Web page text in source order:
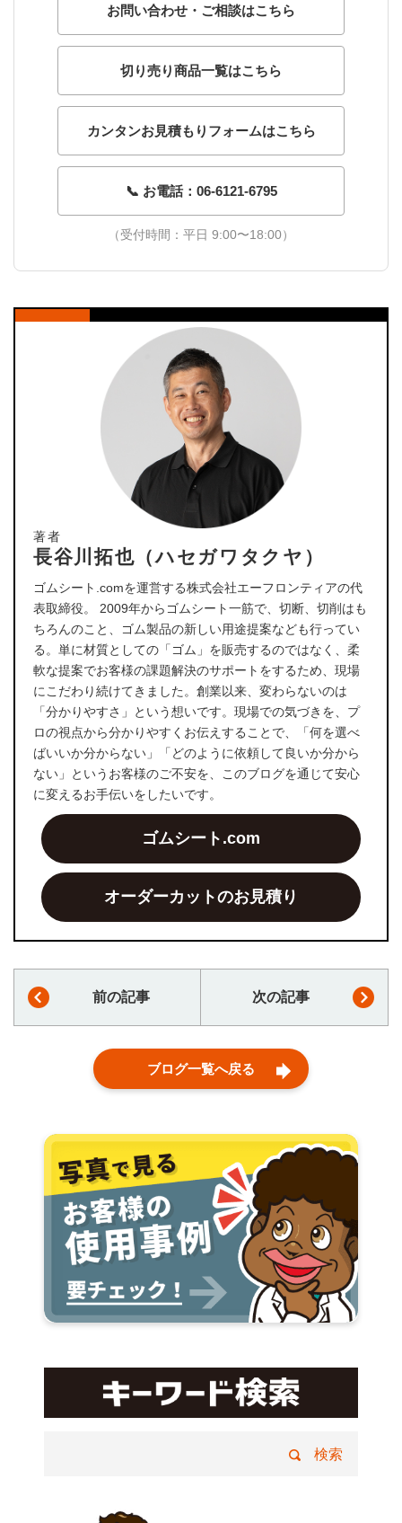
お問い合わせ・ご相談はこちら
切り売り商品一覧はこちら
カンタンお見積もりフォームはこちら
📞 お電話：06-6121-6795
（受付時間：平日 9:00〜18:00）
著者
長谷川拓也（ハセガワタクヤ）
ゴムシート.comを運営する株式会社エーフロンティアの代
表取締役。 2009年からゴムシート一筋で、切断、切削はも
ちろんのこと、ゴム製品の新しい用途提案なども行ってい
る。単に材質としての「ゴム」を販売するのではなく、柔
軟な提案でお客様の課題解決のサポートをするため、現場
にこだわり続けてきました。創業以来、変わらないのは
「分かりやすさ」という想いです。現場での気づきを、プ
ロの視点から分かりやすくお伝えすることで、「何を選べ
ばいいか分からない」「どのように依頼して良いか分から
ない」というお客様のご不安を、このブログを通じて安心
に変えるお手伝いをしたいです。
ゴムシート.com
オーダーカットのお見積り
前の記事 次の記事
ブログ一覧へ戻る